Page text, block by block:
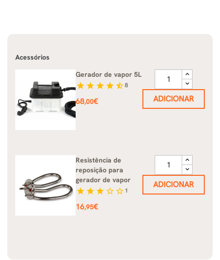
Acessórios
Gerador de vapor 5L
star star star star star_half8
Preço
68,00€ ADICIONAR
Resistência de
reposição para
gerador de vapor
star star star star_border star_border 1
Preço
16,95€
ADICIONAR